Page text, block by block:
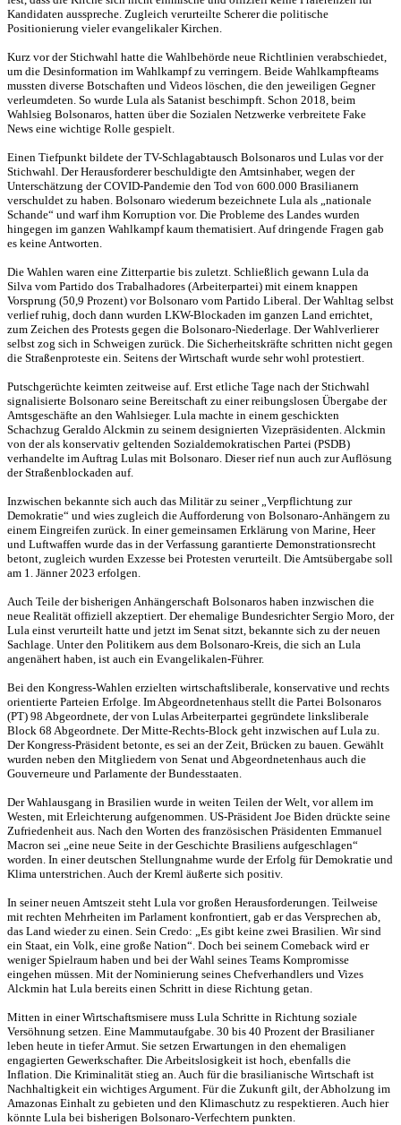
Kandidaten ausspreche. Zugleich verurteilte Scherer die politische
Positionierung vieler evangelikaler Kirchen.
Kurz vor der Stichwahl hatte die Wahlbehörde neue Richtlinien verabschiedet,
um die Desinformation im Wahlkampf zu verringern. Beide Wahlkampfteams
mussten diverse Botschaften und Videos löschen, die den jeweiligen Gegner
verleumdeten. So wurde Lula als Satanist beschimpft. Schon 2018, beim
Wahlsieg Bolsonaros, hatten über die Sozialen Netzwerke verbreitete Fake
News eine wichtige Rolle gespielt.
Einen Tiefpunkt bildete der TV-Schlagabtausch Bolsonaros und Lulas vor der
Stichwahl. Der Herausforderer beschuldigte den Amtsinhaber, wegen der
Unterschätzung der COVID-Pandemie den Tod von 600.000 Brasilianern
verschuldet zu haben. Bolsonaro wiederum bezeichnete Lula als „nationale
Schande“ und warf ihm Korruption vor. Die Probleme des Landes wurden
hingegen im ganzen Wahlkampf kaum thematisiert. Auf dringende Fragen gab
es keine Antworten.
Die Wahlen waren eine Zitterpartie bis zuletzt. Schließlich gewann Lula da
Silva vom Partido dos Trabalhadores (Arbeiterpartei) mit einem knappen
Vorsprung (50,9 Prozent) vor Bolsonaro vom Partido Liberal. Der Wahltag selbst
verlief ruhig, doch dann wurden LKW-Blockaden im ganzen Land errichtet,
zum Zeichen des Protests gegen die Bolsonaro-Niederlage. Der Wahlverlierer
selbst zog sich in Schweigen zurück. Die Sicherheitskräfte schritten nicht gegen
die Straßenproteste ein. Seitens der Wirtschaft wurde sehr wohl protestiert.
Putschgerüchte keimten zeitweise auf. Erst etliche Tage nach der Stichwahl
signalisierte Bolsonaro seine Bereitschaft zu einer reibungslosen Übergabe der
Amtsgeschäfte an den Wahlsieger. Lula machte in einem geschickten
Schachzug Geraldo Alckmin zu seinem designierten Vizepräsidenten. Alckmin
von der als konservativ geltenden Sozialdemokratischen Partei (PSDB)
verhandelte im Auftrag Lulas mit Bolsonaro. Dieser rief nun auch zur Auflösung
der Straßenblockaden auf.
Inzwischen bekannte sich auch das Militär zu seiner „Verpflichtung zur
Demokratie“ und wies zugleich die Aufforderung von Bolsonaro-Anhängern zu
einem Eingreifen zurück. In einer gemeinsamen Erklärung von Marine, Heer
und Luftwaffen wurde das in der Verfassung garantierte Demonstrationsrecht
betont, zugleich wurden Exzesse bei Protesten verurteilt. Die Amtsübergabe soll
am 1. Jänner 2023 erfolgen.
Auch Teile der bisherigen Anhängerschaft Bolsonaros haben inzwischen die
neue Realität offiziell akzeptiert. Der ehemalige Bundesrichter Sergio Moro, der
Lula einst verurteilt hatte und jetzt im Senat sitzt, bekannte sich zu der neuen
Sachlage. Unter den Politikern aus dem Bolsonaro-Kreis, die sich an Lula
angenähert haben, ist auch ein Evangelikalen-Führer.
Bei den Kongress-Wahlen erzielten wirtschaftsliberale, konservative und rechts
orientierte Parteien Erfolge. Im Abgeordnetenhaus stellt die Partei Bolsonaros
(PT) 98 Abgeordnete, der von Lulas Arbeiterpartei gegründete linksliberale
Block 68 Abgeordnete. Der Mitte-Rechts-Block geht inzwischen auf Lula zu.
Der Kongress-Präsident betonte, es sei an der Zeit, Brücken zu bauen. Gewählt
wurden neben den Mitgliedern von Senat und Abgeordnetenhaus auch die
Gouverneure und Parlamente der Bundesstaaten.
Der Wahlausgang in Brasilien wurde in weiten Teilen der Welt, vor allem im
Westen, mit Erleichterung aufgenommen. US-Präsident Joe Biden drückte seine
Zufriedenheit aus. Nach den Worten des französischen Präsidenten Emmanuel
Macron sei „eine neue Seite in der Geschichte Brasiliens aufgeschlagen“
worden. In einer deutschen Stellungnahme wurde der Erfolg für Demokratie und
Klima unterstrichen. Auch der Kreml äußerte sich positiv.
In seiner neuen Amtszeit steht Lula vor großen Herausforderungen. Teilweise
mit rechten Mehrheiten im Parlament konfrontiert, gab er das Versprechen ab,
das Land wieder zu einen. Sein Credo: „Es gibt keine zwei Brasilien. Wir sind
ein Staat, ein Volk, eine große Nation“. Doch bei seinem Comeback wird er
weniger Spielraum haben und bei der Wahl seines Teams Kompromisse
eingehen müssen. Mit der Nominierung seines Chefverhandlers und Vizes
Alckmin hat Lula bereits einen Schritt in diese Richtung getan.
Mitten in einer Wirtschaftsmisere muss Lula Schritte in Richtung soziale
Versöhnung setzen. Eine Mammutaufgabe. 30 bis 40 Prozent der Brasilianer
leben heute in tiefer Armut. Sie setzen Erwartungen in den ehemaligen
engagierten Gewerkschafter. Die Arbeitslosigkeit ist hoch, ebenfalls die
Inflation. Die Kriminalität stieg an. Auch für die brasilianische Wirtschaft ist
Nachhaltigkeit ein wichtiges Argument. Für die Zukunft gilt, der Abholzung im
Amazonas Einhalt zu gebieten und den Klimaschutz zu respektieren. Auch hier
könnte Lula bei bisherigen Bolsonaro-Verfechtern punkten.